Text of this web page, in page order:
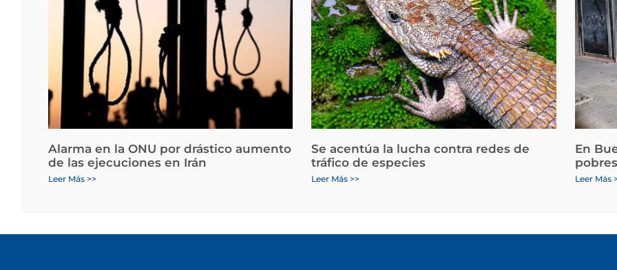
Alarma en la ONU por drástico aumento
de las ejecuciones en Irán
Leer Más >>
Se acentúa la lucha contra redes de
tráfico de especies
Leer Más >>
En
Leer Más